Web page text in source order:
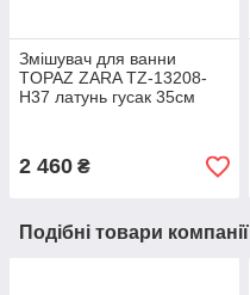
Змішувач для ванни
TOPAZ ZARA TZ-13208-
H37 латунь гусак 35см
2 460 ₴
Подібні товари компанії